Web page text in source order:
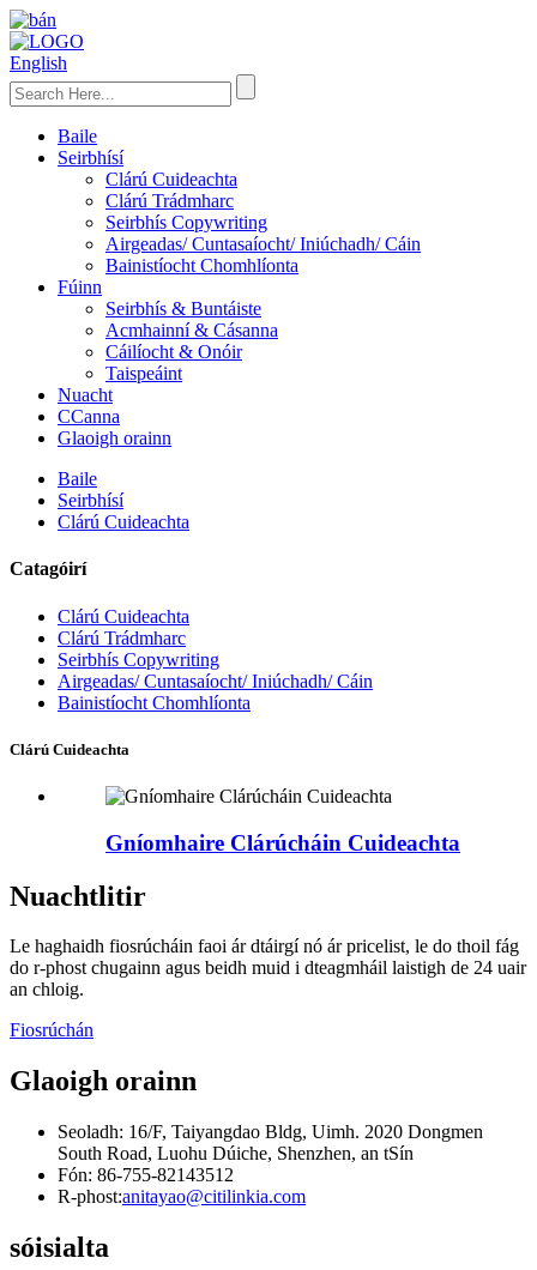
English
Baile
Seirbhísí
Clárú Cuideachta
Clárú Trádmharc
Seirbhís Copywriting
Airgeadas/ Cuntasaíocht/ Iniúchadh/ Cáin
Bainistíocht Chomhlíonta
Fúinn
Seirbhís & Buntáiste
Acmhainní & Cásanna
Cáilíocht & Onóir
Taispeáint
Nuacht
CCanna
Glaoigh orainn
Baile
Seirbhísí
Clárú Cuideachta
Catagóirí
Clárú Cuideachta
Clárú Trádmharc
Seirbhís Copywriting
Airgeadas/ Cuntasaíocht/ Iniúchadh/ Cáin
Bainistíocht Chomhlíonta
Clárú Cuideachta
Gníomhaire Clárúcháin Cuideachta
Nuachtlitir
Le haghaidh fiosrúcháin faoi ár dtáirgí nó ár pricelist, le do thoil fág
do r-phost chugainn agus beidh muid i dteagmháil laistigh de 24 uair
an chloig.
Fiosrúchán
Glaoigh orainn
Seoladh: 16/F, Taiyangdao Bldg, Uimh. 2020 Dongmen
South Road, Luohu Dúiche, Shenzhen, an tSín
Fón: 86-755-82143512
R-phost:anitayao@citilinkia.com
sóisialta